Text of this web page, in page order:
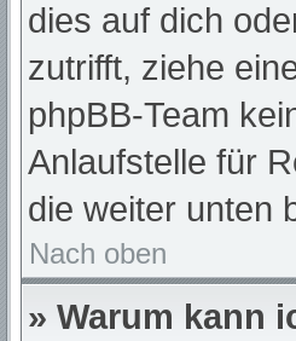
dies auf dich
zutrifft, ziehe
phpBB-Team
Anlaufstelle für
die weiter unten
Nach oben
» Warum kann